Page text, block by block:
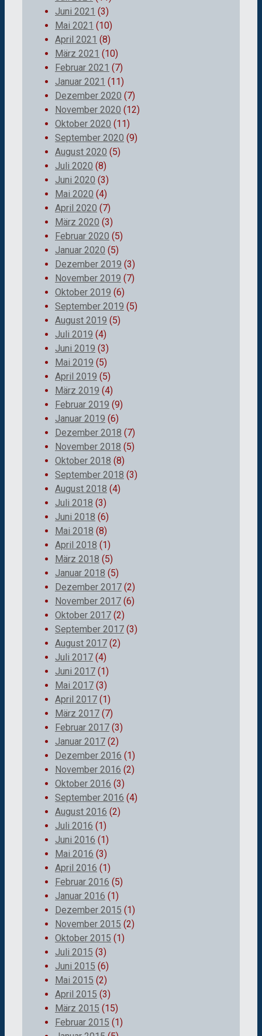
Juni 2021 (3)
Mai 2021 (10)
April 2021 (8)
März 2021 (10)
Februar 2021 (7)
Januar 2021 (11)
Dezember 2020 (7)
November 2020 (12)
Oktober 2020 (11)
September 2020 (9)
August 2020 (5)
Juli 2020 (8)
Juni 2020 (3)
Mai 2020 (4)
April 2020 (7)
März 2020 (3)
Februar 2020 (5)
Januar 2020 (5)
Dezember 2019 (3)
November 2019 (7)
Oktober 2019 (6)
September 2019 (5)
August 2019 (5)
Juli 2019 (4)
Juni 2019 (3)
Mai 2019 (5)
April 2019 (5)
März 2019 (4)
Februar 2019 (9)
Januar 2019 (6)
Dezember 2018 (7)
November 2018 (5)
Oktober 2018 (8)
September 2018 (3)
August 2018 (4)
Juli 2018 (3)
Juni 2018 (6)
Mai 2018 (8)
April 2018 (1)
März 2018 (5)
Januar 2018 (5)
Dezember 2017 (2)
November 2017 (6)
Oktober 2017 (2)
September 2017 (3)
August 2017 (2)
Juli 2017 (4)
Juni 2017 (1)
Mai 2017 (3)
April 2017 (1)
März 2017 (7)
Februar 2017 (3)
Januar 2017 (2)
Dezember 2016 (1)
November 2016 (2)
Oktober 2016 (3)
September 2016 (4)
August 2016 (2)
Juli 2016 (1)
Juni 2016 (1)
Mai 2016 (3)
April 2016 (1)
Februar 2016 (5)
Januar 2016 (1)
Dezember 2015 (1)
November 2015 (2)
Oktober 2015 (1)
Juli 2015 (3)
Juni 2015 (6)
Mai 2015 (2)
April 2015 (3)
März 2015 (15)
Februar 2015 (1)